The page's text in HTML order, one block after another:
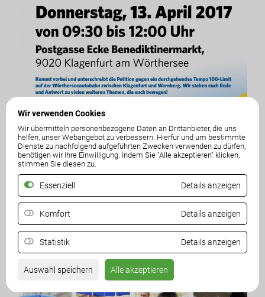
Wir verwenden Cookies
Wir übermitteln personenbezogene Daten an Drittanbieter, die uns
helfen, unser Webangebot zu verbessern. Hierfür und um bestimmte
Dienste zu nachfolgend aufgeführten Zwecken verwenden zu dürfen,
benötigen wir Ihre Einwilligung. Indem Sie "Alle akzeptieren" klicken,
stimmen Sie diesen zu.
Essenziell Details anzeigen
Komfort Details anzeigen
Statistik Details anzeigen
Auswahl speichern Alle akzeptieren
K
ommt vorbei und unterschreibt die Petition gegen
ein durchgehendes Tempo 100-Limit auf der
Wernberg. Wir stehen euch Rede und Antwort zu vielen
weiteren Themen, die euch bewegen!
Unter dem Link
www.fpoe-ktn.at/petition-gegen-tempo-100
könnt ihr die Petition auch gerne online ausfüllen und
unterstützen.